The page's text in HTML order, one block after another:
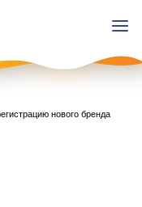
нового бренда